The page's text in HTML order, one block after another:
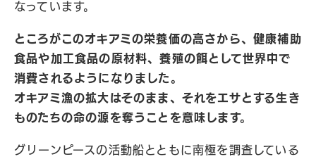
なっています。
ところがこのオキアミの栄養価の高さから、健康補助
食品や加工食品の原材料、養殖の餌として世界中で
消費されるようになりました。
オキアミ漁の拡大はそのまま、それをエサとする生き
ものたちの命の源を奪うことを意味します。
グリーンピースの活動船とともに南極を調査している